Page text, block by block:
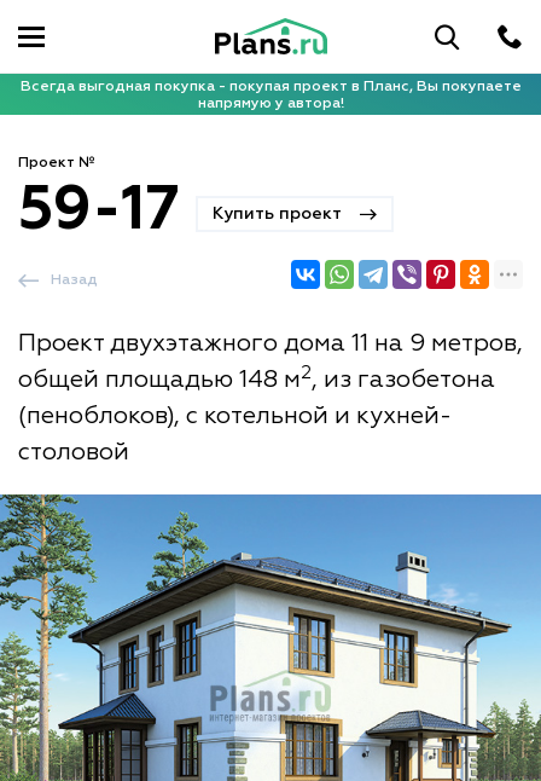
Всегда выгодная покупка - покупая проект в Планс, Вы покупаете
напрямую у автора!
Проект №
59-17 Купить проект
Проект двухэтажного дома 11 на 9 метров,
общей площадью 148 м2, из газобетона
(пеноблоков), с котельной и кухней-
столовой
Назад